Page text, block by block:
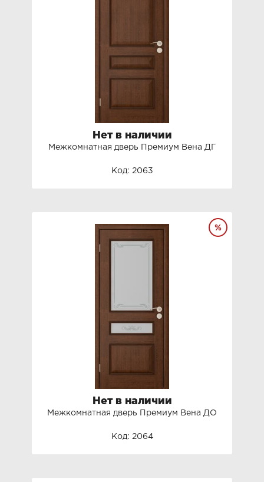
Нет в наличии
Межкомнатная дверь Премиум Вена ДГ
Код: 2063
Нет в наличии
Межкомнатная дверь Премиум Вена ДО
Код: 2064